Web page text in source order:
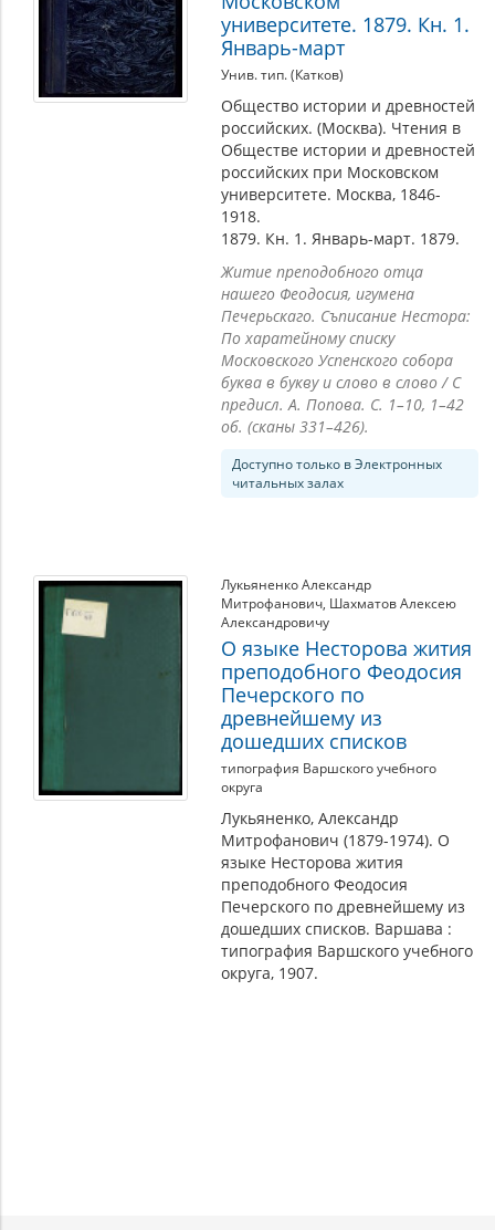
университете. 1879. Кн. 1.
Январь-март
Унив. тип. (Катков)
Общество истории и древностей
российских. (Москва). Чтения в
Обществе истории и древностей
российских при Московском
университете. Москва, 1846-
1918.
1879. Кн. 1. Январь-март. 1879.
Житие преподобного отца
нашего Феодосия, игумена
Печерьскаго. Съписание Нестора:
По харатейному списку
Московского Успенского собора
буква в букву и слово в слово / С
предисл. А. Попова. С. 1–10, 1–42
об. (сканы 331–426).
Доступно только в Электронных
читальных залах
Лукьяненко Александр
Митрофанович, Шахматов Алексею
Александровичу
О языке Несторова жития
преподобного Феодосия
Печерского по
древнейшему из
дошедших списков
типография Варшского учебного
округа
Лукьяненко, Александр
Митрофанович (1879-1974). О
языке Несторова жития
преподобного Феодосия
Печерского по древнейшему из
дошедших списков. Варшава :
типография Варшского учебного
округа, 1907.